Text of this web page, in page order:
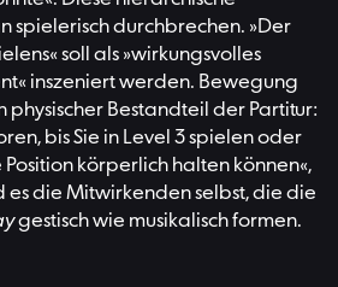
spielerisch durchbrechen. »Der
soll als »wirkungsvolles
inszeniert werden. Bewegung
physischer Bestandteil der Partitur:
bis Sie in Level 3 spielen oder
Position körperlich halten können«,
es die Mitwirkenden selbst, die die
gestisch wie musikalisch formen.